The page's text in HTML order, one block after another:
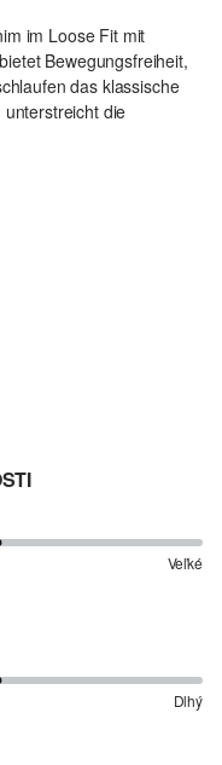
im Loose Fit mit
Bewegungsfreiheit,
das klassische
die
Veľké
Dlhý